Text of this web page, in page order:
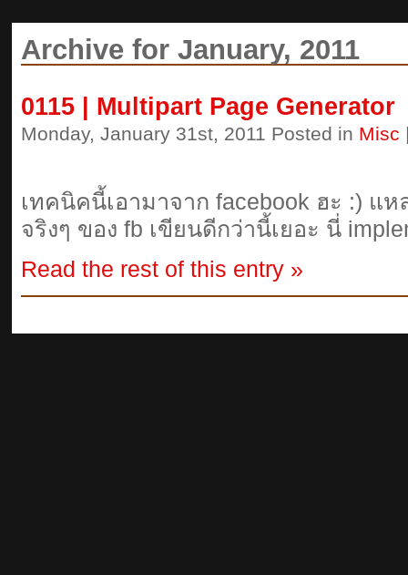
Archive for January, 2011
0115 | Multipart Page Generator
Monday, January 31st, 2011 Posted in Misc
เทคนิคนี้เอามาจาก facebook ฮะ :) แ
จริงๆ ของ fb เขียนดีกว่านี้เยอะ นี่
Read the rest of this entry »